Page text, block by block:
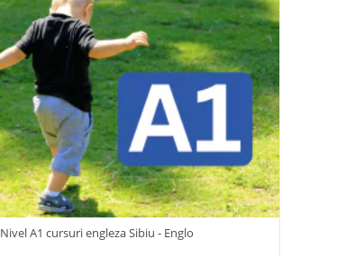
Nivel A1 cursuri engleza Sibiu - Englo